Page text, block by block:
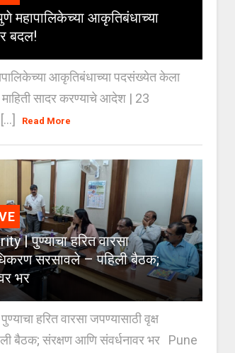
महापालिकेच्या आकृतिबंधाच्या
बदल!
आकृतिबंधाच्या पदसंख्येत केला
सादर करण्याचे आदेश | 23
Read More
| पुण्याचा हरित वारसा
सरसावले – पहिली बैठक;
भर
हरित वारसा जपण्यासाठी वृक्ष
बैठक; संरक्षण आणि संवर्धनावर भर Pune